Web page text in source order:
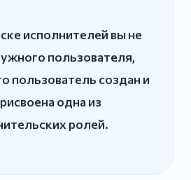
исполнителей вы не
пользователя,
пользователь создан и
одна из
ролей.